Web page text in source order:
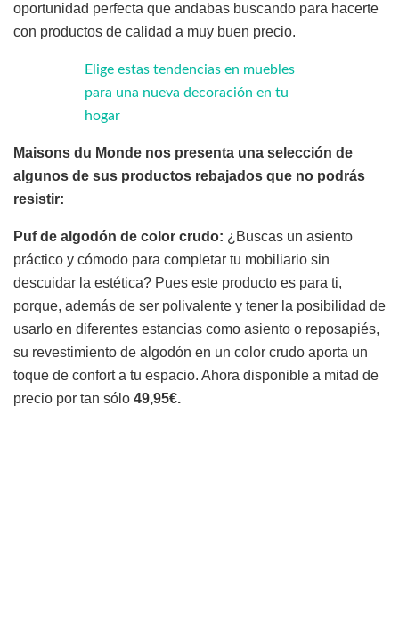
oportunidad perfecta que andabas buscando para hacerte
con productos de calidad a muy buen precio.
Elige estas tendencias en muebles
para una nueva decoración en tu
hogar
Maisons du Monde nos presenta una selección de
algunos de sus productos rebajados que no podrás
resistir:
Puf de algodón de color crudo: ¿Buscas un asiento
práctico y cómodo para completar tu mobiliario sin
descuidar la estética? Pues este producto es para ti,
porque, además de ser polivalente y tener la posibilidad de
usarlo en diferentes estancias como asiento o reposapiés,
su revestimiento de algodón en un color crudo aporta un
toque de confort a tu espacio. Ahora disponible a mitad de
precio por tan sólo 49,95€.